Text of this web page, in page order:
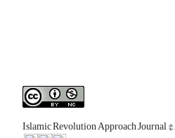
Islamic Revolution Approach Journal